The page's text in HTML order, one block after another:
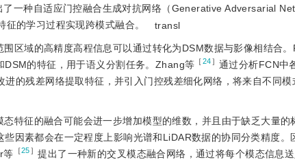
了一种自适应门控融合生成对抗网络（Generative Adversarial
的学习过程实现跨模式融合。
transl
围区域的高精度高程信息可以通过转化为DSM数据与影像相结合
DSM的特征，用于语义分割任务。Zhang等 ［24］通过分析FCN中
进的残差网络提取特征，并引入门控残差细化网络，将来自不同
特征的融合可能会进一步增加模型的维数，并且由于缺乏大量
因素都会在一定程度上影响光谱和LiDAR数据的协同分类精度
等 ［25］提出了一种新的交叉模态融合网络，通过将每个模态信息